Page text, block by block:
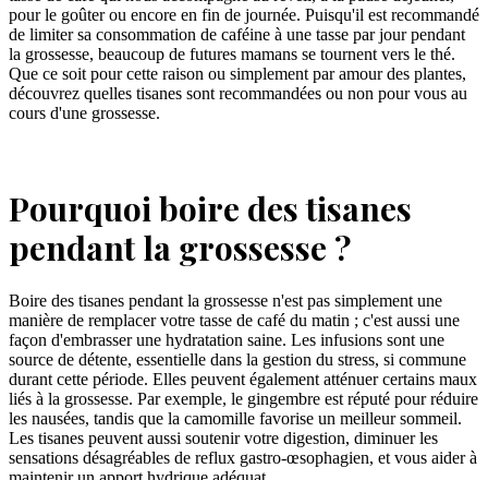
pour le goûter ou encore en fin de journée. Puisqu'il est recommandé
de limiter sa consommation de caféine à une tasse par jour pendant
la grossesse, beaucoup de futures mamans se tournent vers le thé.
Que ce soit pour cette raison ou simplement par amour des plantes,
découvrez quelles tisanes sont recommandées ou non pour vous au
cours d'une grossesse.
Pourquoi boire des tisanes
pendant la grossesse ?
Boire des tisanes pendant la grossesse n'est pas simplement une
manière de remplacer votre tasse de café du matin ; c'est aussi une
façon d'embrasser une hydratation saine. Les infusions sont une
source de détente, essentielle dans la gestion du stress, si commune
durant cette période. Elles peuvent également atténuer certains maux
liés à la grossesse. Par exemple, le gingembre est réputé pour réduire
les nausées, tandis que la camomille favorise un meilleur sommeil.
Les tisanes peuvent aussi soutenir votre digestion, diminuer les
sensations désagréables de reflux gastro-œsophagien, et vous aider à